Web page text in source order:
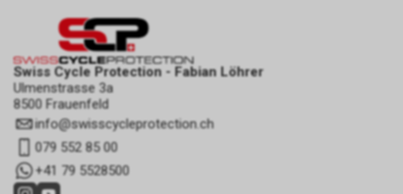
Swiss Cycle Protection - Fabian Löhrer
Ulmenstrasse 3a
8500 Frauenfeld
info@swisscycleprotection.ch
079 552 85 00
+41 79 5528500